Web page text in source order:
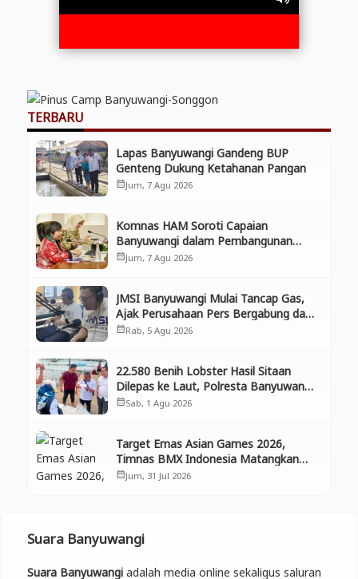
TERBARU
Lapas Banyuwangi Gandeng BUP
Genteng Dukung Ketahanan Pangan
calendar_monthJum, 7 Agu 2026
Komnas HAM Soroti Capaian
Banyuwangi dalam Pembangunan
Inklusif, Diusulkan Ikut Penilaian HAM
Nasional
calendar_monthJum, 7 Agu 2026
JMSI Banyuwangi Mulai Tancap Gas,
Ajak Perusahaan Pers Bergabung dan
Perkuat Kolaborasi
calendar_monthRab, 5 Agu 2026
22.580 Benih Lobster Hasil Sitaan
Dilepas ke Laut, Polresta Banyuwangi
Selamatkan Aset Negara dan
Ekosistem
calendar_monthSab, 1 Agu 2026
Target Emas Asian Games 2026,
Timnas BMX Indonesia Matangkan
Persiapan di Banyuwangi
calendar_monthJum, 31 Jul 2026
Suara Banyuwangi
Suara Banyuwangiadalah media online sekaligus saluran